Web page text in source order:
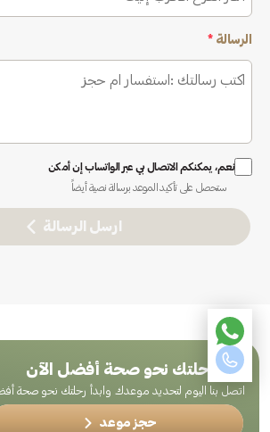
الرسالة *
نعم، يمكنكم الاتصال بي عبر الواتساب إن أمكن
ستحصل على تأكيد الموعد برسالة نصية أيضاً
ارسل الرسالة
ابدأ رحلتك نحو صحة أفضل الآن
اتصل بنا اليوم لتحديد موعدك وابدأ رحلتك نحو صحة
حجز موعد